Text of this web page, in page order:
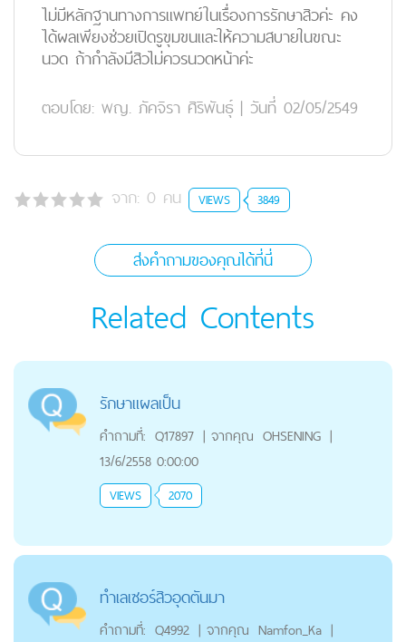
ไม่มีหลักฐานทางการแพทย์ในเรื่องการรักษาสิวค่ะ คง
ได้ผลเพียงช่วยเปิดรูขุมขนและให้ความสบายในขณะ
นวด ถ้ากำลังมีสิวไม่ควรนวดหน้าค่ะ
ตอบโดย: พญ. ภัคจิรา ศิริพันธุ์ | วันที่ 02/05/2549
จาก: 0 คน VIEWS 3849
ส่งคำถามของคุณได้ที่นี่
Related Contents
รักษาแผลเป็น
คำถามที่: Q17897 | จากคุณ OHSENING |
13/6/2558 0:00:00
VIEWS 2070
ทำเลเซอร์สิวอุดตันมา
คำถามที่: Q4992 | จากคุณ Namfon_Ka |